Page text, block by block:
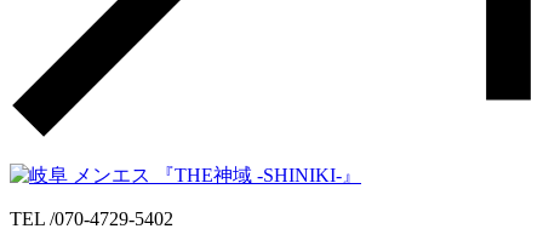
TEL /070-4729-5402